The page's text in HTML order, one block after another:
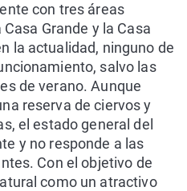
con tres áreas
Grande y la Casa
la actualidad, ninguno de
salvo las
de verano. Aunque
reserva de ciervos y
el estado general del
y no responde a las
Con el objetivo de
como un atractivo